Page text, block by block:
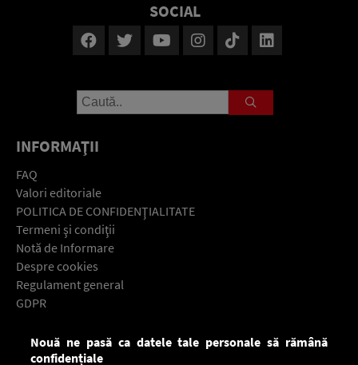
SOCIAL
INFORMAŢII
FAQ
Valori editoriale
POLITICA DE CONFIDENŢIALITATE
Termeni şi condiţii
Notă de Informare
Despre cookies
Regulament general
GDPR
Descarcă gratuit aplicaţia Europa FM pentru smartphone:
Nouă ne pasă ca datele tale personale să rămână
confidențiale